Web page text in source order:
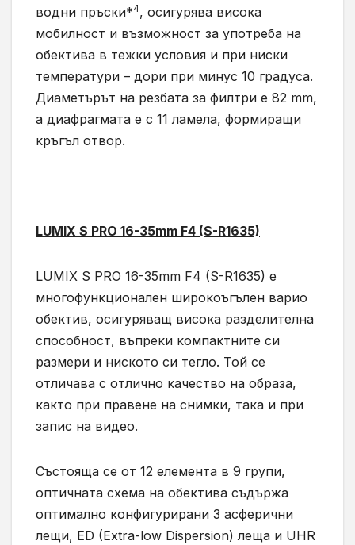
водни пръски*4, осигурява висока
мобилност и възможност за употреба на
обектива в тежки условия и при ниски
температури – дори при минус 10 градуса.
Диаметърът на резбата за филтри е 82 mm,
а диафрагмата е с 11 ламела, формиращи
кръгъл отвор.
LUMIX S PRO 16-35mm F4 (S-R1635)
LUMIX S PRO 16-35mm F4 (S-R1635) е
многофункционален широкоъгълен варио
обектив, осигуряващ висока разделителна
способност, въпреки компактните си
размери и ниското си тегло. Той се
отличава с отлично качество на образа,
както при правене на снимки, така и при
запис на видео.
Състояща се от 12 елемента в 9 групи,
оптичната схема на обектива съдържа
оптимално конфигурирани 3 асферични
лещи, ED (Extra-low Dispersion) леща и UHR